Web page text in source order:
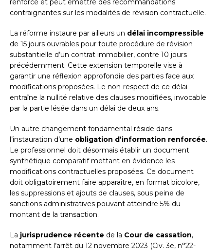
renforcé et peut émettre des recommandations
contraignantes sur les modalités de révision contractuelle.
La réforme instaure par ailleurs un délai incompressible
de 15 jours ouvrables pour toute procédure de révision
substantielle d’un contrat immobilier, contre 10 jours
précédemment. Cette extension temporelle vise à
garantir une réflexion approfondie des parties face aux
modifications proposées. Le non-respect de ce délai
entraîne la nullité relative des clauses modifiées, invocable
par la partie lésée dans un délai de deux ans.
Un autre changement fondamental réside dans
l’instauration d’une obligation d’information renforcée.
Le professionnel doit désormais établir un document
synthétique comparatif mettant en évidence les
modifications contractuelles proposées. Ce document
doit obligatoirement faire apparaître, en format bicolore,
les suppressions et ajouts de clauses, sous peine de
sanctions administratives pouvant atteindre 5% du
montant de la transaction.
La jurisprudence récente de la Cour de cassation,
notamment l’arrêt du 12 novembre 2023 (Civ. 3e, n°22-